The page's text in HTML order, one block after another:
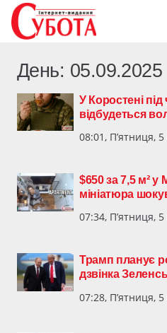
День: 05.09.2025
У Коростені
відбудеться
08:01, П’ятниця,
$650 за 7,5 м² у
мініатюра
07:34, П’ятниця,
Трамп планує
дзвінка
07:28, П’ятниця,